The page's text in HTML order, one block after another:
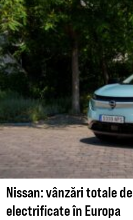
Nissan: vânzări totale
electrificate în Europa